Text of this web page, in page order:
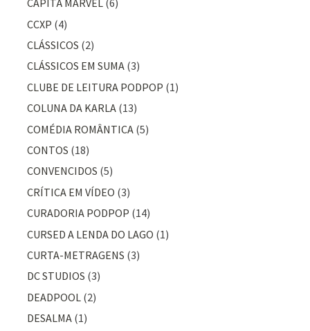
CAPITÃ MARVEL (6)
CCXP (4)
CLÁSSICOS (2)
CLÁSSICOS EM SUMA (3)
CLUBE DE LEITURA PODPOP (1)
COLUNA DA KARLA (13)
COMÉDIA ROMÂNTICA (5)
CONTOS (18)
CONVENCIDOS (5)
CRÍTICA EM VÍDEO (3)
CURADORIA PODPOP (14)
CURSED A LENDA DO LAGO (1)
CURTA-METRAGENS (3)
DC STUDIOS (3)
DEADPOOL (2)
DESALMA (1)